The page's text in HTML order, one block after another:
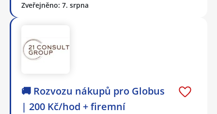
Zveřejněno: 7. srpna
🚚 Rozvozu nákupů pro Globus
| 200 Kč/hod + firemní